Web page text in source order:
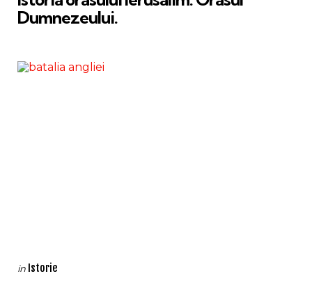
Dumnezeului.
Categories
Posted
in Istorie